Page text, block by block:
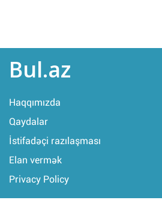
Bul.az
Haqqımızda
Qaydalar
İstifadəçi razılaşması
Elan vermək
Privacy Policy